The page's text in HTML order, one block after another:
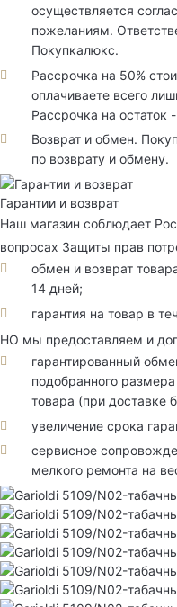
осуществляется
пожеланиям.
Покупкалюкс.
Рассрочка на 50%
оплачиваете всего
Рассрочка на остаток
Возврат и обмен.
по возврату и обмену.
Гарантии и возврат
Наш магазин соблюдает
вопросах Защиты прав
обмен и возврат
14 дней;
гарантия на товар в
НО мы предоставляем и
гарантированный
подобранного
товара (при доставке
увеличение срока
сервисное
мелкого ремонта на